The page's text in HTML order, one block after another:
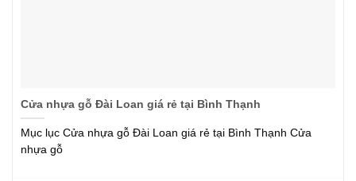
Cửa nhựa gỗ Đài Loan giá rẻ tại Bình Thạnh
Mục lục Cửa nhựa gỗ Đài Loan giá rẻ tại Bình Thạnh Cửa
nhựa gỗ